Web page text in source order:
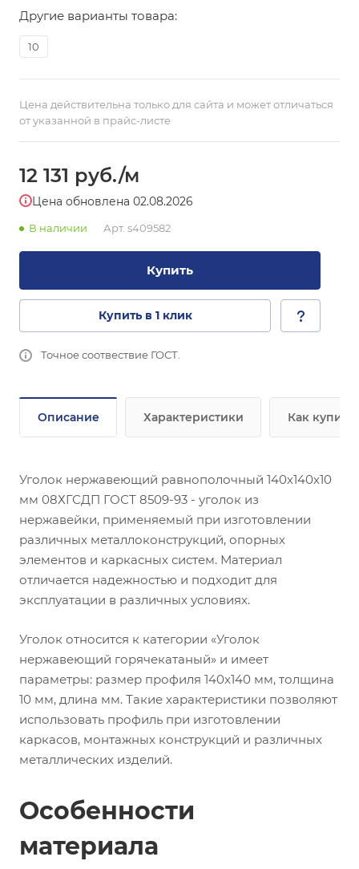
Другие варианты товара:
10
Цена действительна только для сайта и может отличаться
от указанной в прайс-листе
12 131 руб./м
Цена обновлена 02.08.2026
В наличии Арт. s409582
Купить
Купить в 1 клик
Точное соотвествие ГОСТ.
Описание Характеристики Как купить
Уголок нержавеющий равнополочный 140х140х10
мм 08ХГСДП ГОСТ 8509-93 - уголок из
нержавейки, применяемый при изготовлении
различных металлоконструкций, опорных
элементов и каркасных систем. Материал
отличается надежностью и подходит для
эксплуатации в различных условиях.
Уголок относится к категории «Уголок
нержавеющий горячекатаный» и имеет
параметры: размер профиля 140х140 мм, толщина
10 мм, длина мм. Такие характеристики позволяют
использовать профиль при изготовлении
каркасов, монтажных конструкций и различных
металлических изделий.
Особенности
материала